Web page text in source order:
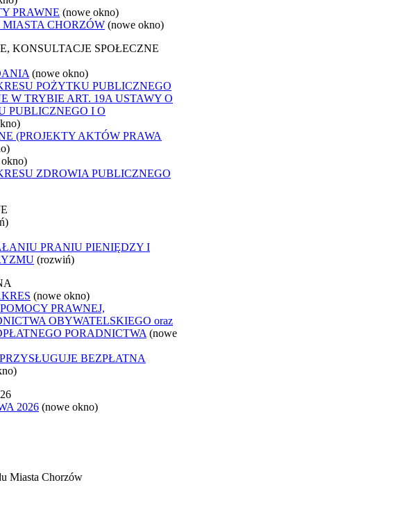
PRAWNE (nowe okno)
MIASTA CHORZÓW (nowe okno)
KONSULTACJE SPOŁECZNE
(nowe okno)
POŻYTKU PUBLICZNEGO
W TRYBIE ART. 19A USTAWY O
PUBLICZNEGO I O
(PROJEKTY AKTÓW PRAWA
ZDROWIA PUBLICZNEGO
PRANIU PIENIĘDZY I
(rozwiń)
(nowe okno)
PRAWNEJ,
OBYWATELSKIEGO oraz
PORADNICTWA (nowe
BEZPŁATNA
2026 (nowe okno)
Miasta Chorzów